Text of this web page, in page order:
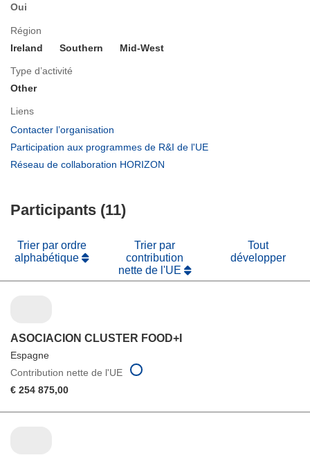
Oui
Région
Ireland
Southern Mid-West
Type d’activité
Other
Liens
Contacter l’organisation
dans
Participation aux programmes de R&I de l'UE
Réseau de collaboration HORIZON
Participants (11)
Trier par ordre
alphabétique
Trier par
contribution
nette de l'UE
Tout
développer
ASOCIACION CLUSTER FOOD+I
Espagne
Contribution nette de l'UE
€ 254 875,00